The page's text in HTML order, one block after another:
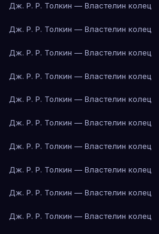
Дж. Р. Р. Толкин — Властелин колец
Дж. Р. Р. Толкин — Властелин колец
Дж. Р. Р. Толкин — Властелин колец
Дж. Р. Р. Толкин — Властелин колец
Дж. Р. Р. Толкин — Властелин колец
Дж. Р. Р. Толкин — Властелин колец
Дж. Р. Р. Толкин — Властелин колец
Дж. Р. Р. Толкин — Властелин колец
Дж. Р. Р. Толкин — Властелин колец
Дж. Р. Р. Толкин — Властелин колец